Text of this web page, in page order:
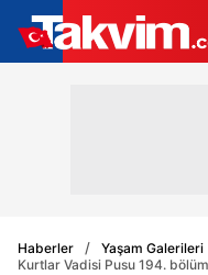
Haberler
Yaşam Galerileri
Kurtlar Vadisi Pusu 194.